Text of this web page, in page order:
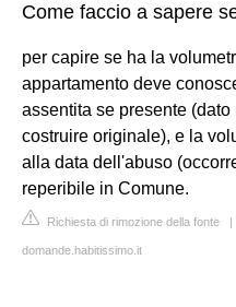
Come faccio a sapere
per capire se ha la
appartamento deve
assentita se presente
costruire originale), e la
alla data dell'abuso
reperibile in Comune.
Richiesta di rimozione della fonte |
domande.habitissimo.it